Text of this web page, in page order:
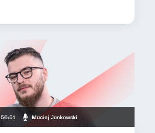
56:51 Maciej Jankowski